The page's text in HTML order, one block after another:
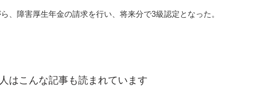
、障害厚生年金の請求を行い、将来分で3級認定となった。
はこんな記事も読まれています